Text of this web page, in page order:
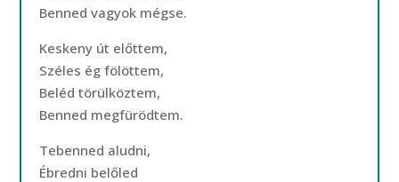
Benned vagyok mégse.
Keskeny út előttem,
Széles ég fölöttem,
Beléd törülköztem,
Benned megfürödtem.
Tebenned aludni,
Ébredni belőled